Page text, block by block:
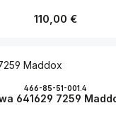
Regulärer Preis:
110,00 €
466-85-51-001.4
641629 7259